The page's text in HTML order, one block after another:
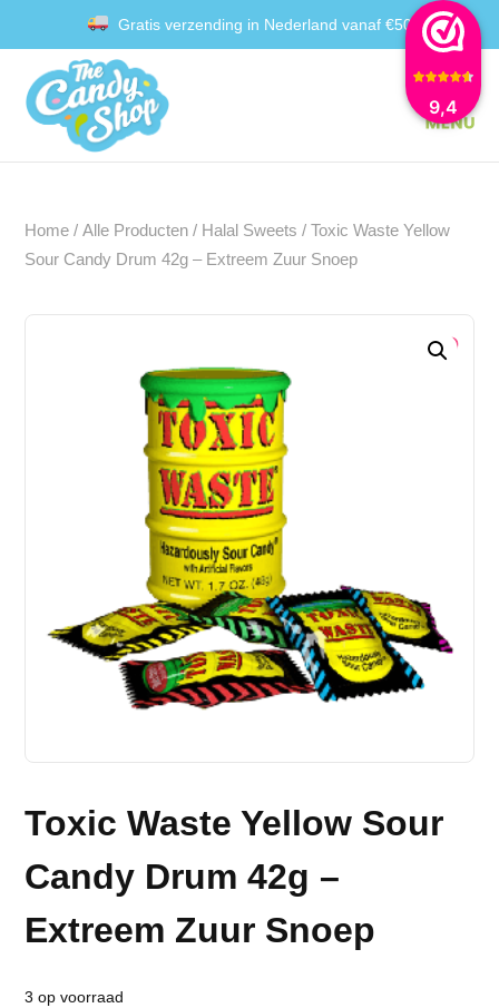
9,4
Gratis verzending in Nederland vanaf €50
Home /Alle Producten / Halal Sweets / Toxic Waste Yellow
Sour Candy Drum 42g – Extreem Zuur Snoep
Toxic Waste Yellow Sour
Candy Drum 42g –
Extreem Zuur Snoep
3 op voorraad